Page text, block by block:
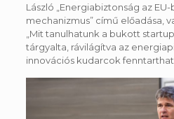
László „Energiabiztonság az
mechanizmus” című előadása,
„Mit tanulhatunk a bukott
tárgyalta, rávilágítva az
innovációs kudarcok